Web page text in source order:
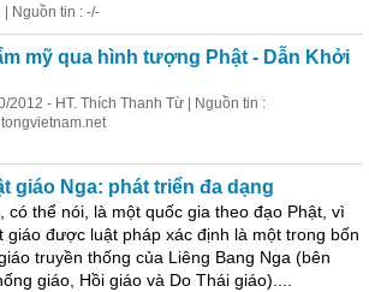
Nguồn tin : -/-
mỹ qua hình tượng Phật - Dẫn Khởi
2012 - HT. Thích Thanh Từ | Nguồn tin :
giáo Nga: phát triển đa dạng
có thể nói, là một quốc gia theo đạo Phật, vì
giáo được luật pháp xác định là một trong bốn
truyền thống của Liêng Bang Nga (bên
giáo, Hồi giáo và Do Thái giáo)....